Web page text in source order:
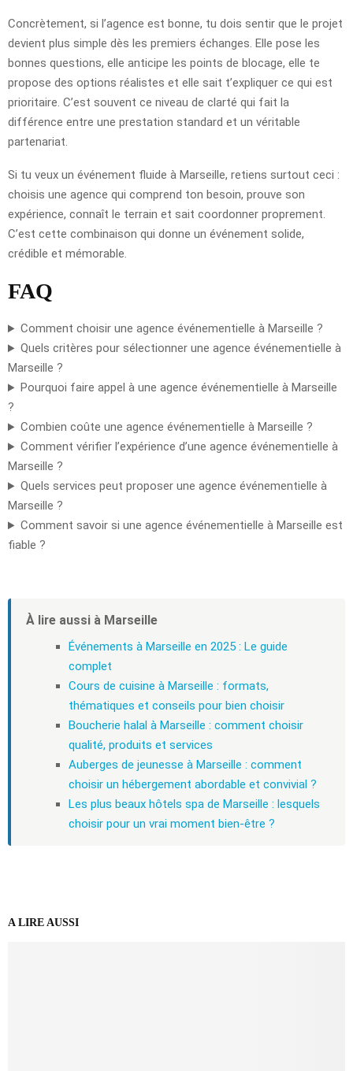
Concrètement, si l’agence est bonne, tu dois sentir que le projet
devient plus simple dès les premiers échanges. Elle pose les
bonnes questions, elle anticipe les points de blocage, elle te
propose des options réalistes et elle sait t’expliquer ce qui est
prioritaire. C’est souvent ce niveau de clarté qui fait la
différence entre une prestation standard et un véritable
partenariat.
Si tu veux un événement fluide à Marseille, retiens surtout ceci :
choisis une agence qui comprend ton besoin, prouve son
expérience, connaît le terrain et sait coordonner proprement.
C’est cette combinaison qui donne un événement solide,
crédible et mémorable.
FAQ
Comment choisir une agence événementielle à Marseille ?
Quels critères pour sélectionner une agence événementielle à
Marseille ?
Pourquoi faire appel à une agence événementielle à Marseille
?
Combien coûte une agence événementielle à Marseille ?
Comment vérifier l’expérience d’une agence événementielle à
Marseille ?
Quels services peut proposer une agence événementielle à
Marseille ?
Comment savoir si une agence événementielle à Marseille est
fiable ?
À lire aussi à Marseille
Événements à Marseille en 2025 : Le guide
complet
Cours de cuisine à Marseille : formats,
thématiques et conseils pour bien choisir
Boucherie halal à Marseille : comment choisir
qualité, produits et services
Auberges de jeunesse à Marseille : comment
choisir un hébergement abordable et convivial ?
Les plus beaux hôtels spa de Marseille : lesquels
choisir pour un vrai moment bien-être ?
A LIRE AUSSI